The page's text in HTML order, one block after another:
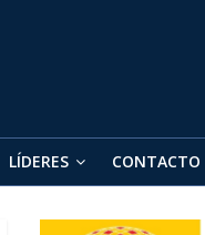
LÍDERES CONTACTO